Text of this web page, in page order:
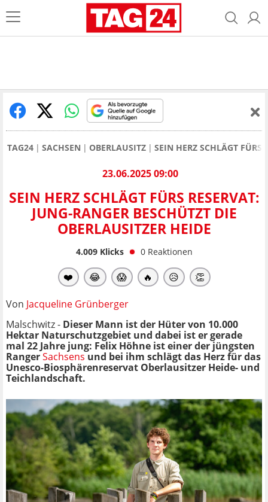
TAG24 SACHSEN OBERLAUSITZ SEIN HERZ SCHLÄGT FÜRS
23.06.2025 09:00
SEIN HERZ SCHLÄGT FÜRS RESERVAT:
JUNG-RANGER BESCHÜTZT DIE
OBERLAUSITZER HEIDE
4.009Klicks 0 Reaktionen
❤️ 😂 😱 🔥 😥 👏
Von Jacqueline Grünberger
Malschwitz - Dieser Mann ist der Hüter von 10.000
Hektar Naturschutzgebiet und dabei ist er gerade
mal 22 Jahre jung: Felix Höhne ist einer der jüngsten
RangerSachsens und bei ihm schlägt das Herz für das
Unesco-Biosphärenreservat Oberlausitzer Heide- und
Teichlandschaft.